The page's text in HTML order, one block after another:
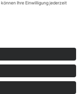
Stellenangebote